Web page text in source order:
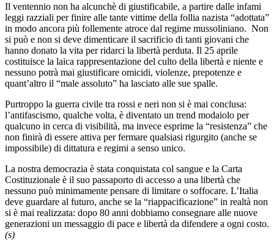
Il ventennio non ha alcunchè di giustificabile, a partire dalle infami
leggi razziali per finire alle tante vittime della follia nazista “adottata”
in modo ancora più follemente atroce dal regime mussoliniano. Non
si può e non si deve dimenticare il sacrificio di tanti giovani che
hanno donato la vita per ridarci la libertà perduta. Il 25 aprile
costituisce la laica rappresentazione del culto della libertà e niente e
nessuno potrà mai giustificare omicidi, violenze, prepotenze e
quant’altro il “male assoluto” ha lasciato alle sue spalle.
Purtroppo la guerra civile tra rossi e neri non si è mai conclusa:
l’antifascismo, qualche volta, è diventato un trend modaiolo per
qualcuno in cerca di visibilità, ma invece esprime la “resistenza” che
non finirà di essere attiva per fermare qualsiasi rigurgito (anche se
impossibile) di dittatura e regimi a senso unico.
La nostra democrazia è stata conquistata col sangue e la Carta
Costituzionale è il suo passaporto di accesso a una libertà che
nessuno può minimamente pensare di limitare o soffocare. L’Italia
deve guardare al futuro, anche se la “riappacificazione” in realtà non
si è mai realizzata: dopo 80 anni dobbiamo consegnare alle nuove
generazioni un messaggio di pace e libertà da difendere a ogni costo.
(s)